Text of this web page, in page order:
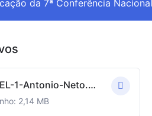
da 7ª Conferência Nacional
PAINEL-1-Antonio-Neto.pdf
2,14 MB